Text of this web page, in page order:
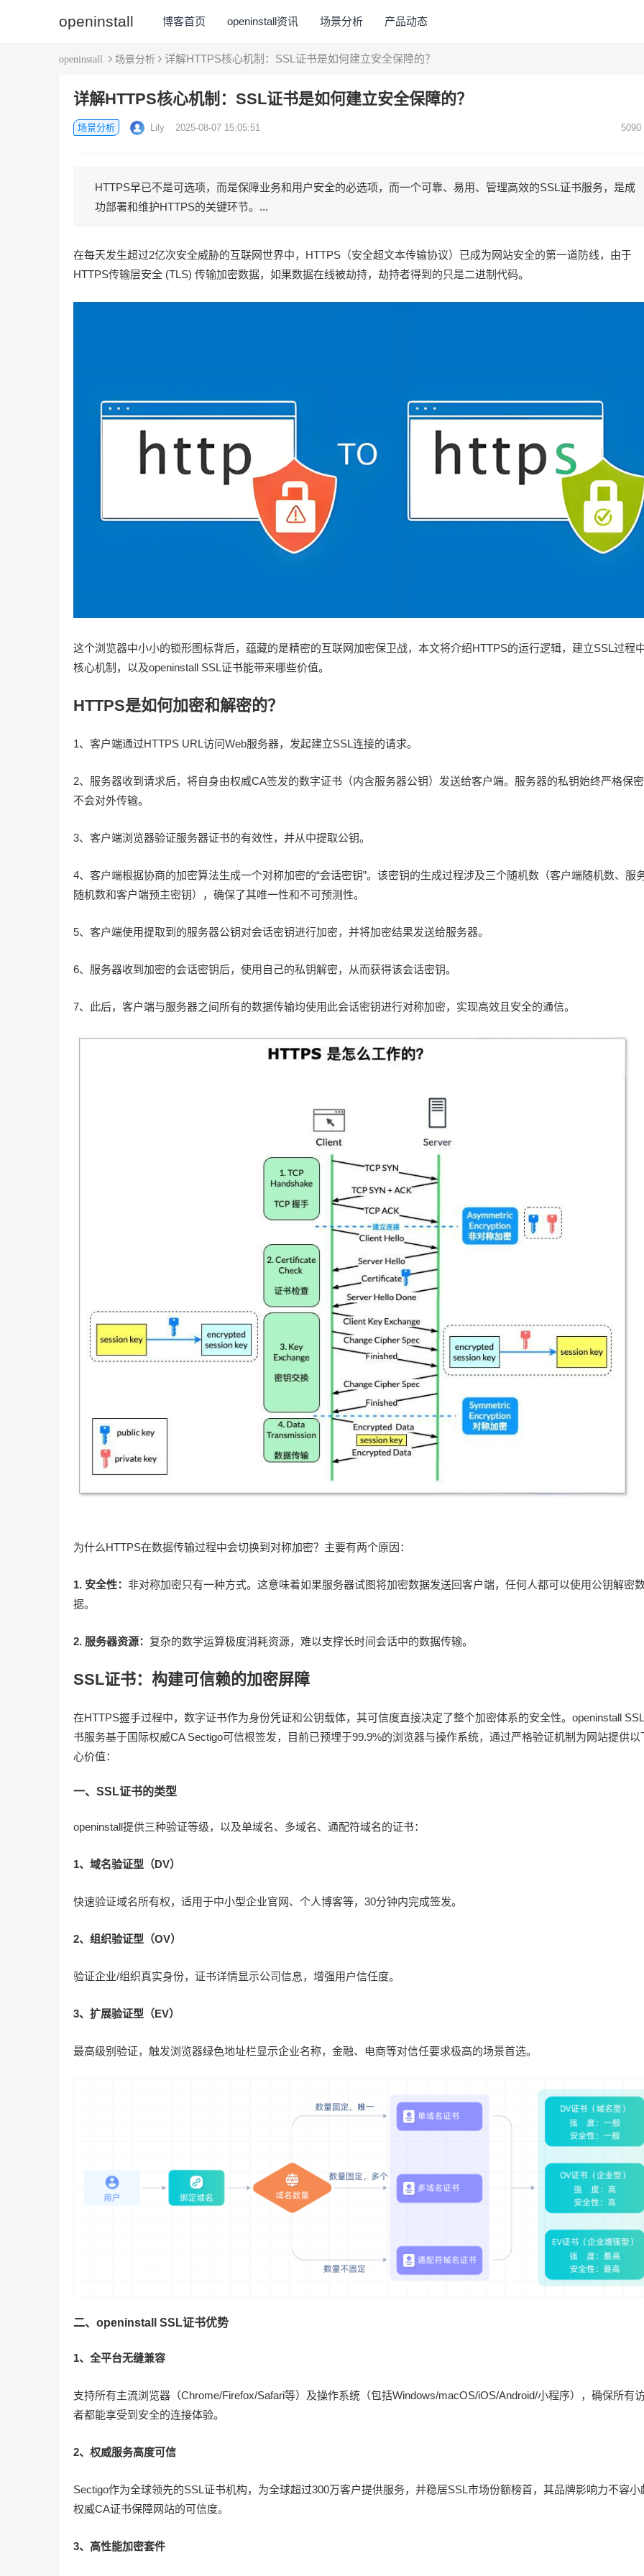
openinstall 博客首页 openinstall资讯 场景分析 产品动态
openinstall 场景分析 详解HTTPS核心机制：SSL证书是如何建立安全保障的？
详解HTTPS核心机制：SSL证书是如何建立安全保障的？
场景分析 Lily 2025-08-07 15:05:51 5090
HTTPS早已不是可选项，而是保障业务和用户安全的必选项，而一个可靠、易用、管理高效的SSL证书服务，是成
功部署和维护HTTPS的关键环节。...
在每天发生超过2亿次安全威胁的互联网世界中，HTTPS（安全超文本传输协议）已成为网站安全的第一道防线，由于
HTTPS传输层安全 (TLS) 传输加密数据，如果数据在线被劫持，劫持者得到的只是二进制代码。
这个浏览器中小小的锁形图标背后，蕴藏的是精密的互联网加密保卫战，本文将介绍HTTPS的运行逻辑，建立SSL过程
核心机制，以及openinstall SSL证书能带来哪些价值。
HTTPS是如何加密和解密的？
1、客户端通过HTTPS URL访问Web服务器，发起建立SSL连接的请求。
2、服务器收到请求后，将自身由权威CA签发的数字证书（内含服务器公钥）发送给客户端。服务器的私钥始终严格保
不会对外传输。
3、客户端浏览器验证服务器证书的有效性，并从中提取公钥。
4、客户端根据协商的加密算法生成一个对称加密的“会话密钥”。该密钥的生成过程涉及三个随机数（客户端随机数、服
随机数和客户端预主密钥），确保了其唯一性和不可预测性。
5、客户端使用提取到的服务器公钥对会话密钥进行加密，并将加密结果发送给服务器。
6、服务器收到加密的会话密钥后，使用自己的私钥解密，从而获得该会话密钥。
7、此后，客户端与服务器之间所有的数据传输均使用此会话密钥进行对称加密，实现高效且安全的通信。
为什么HTTPS在数据传输过程中会切换到对称加密？主要有两个原因：
1. 安全性： 非对称加密只有一种方式。这意味着如果服务器试图将加密数据发送回客户端，任何人都可以使用公钥解密
据。
2. 服务器资源： 复杂的数学运算极度消耗资源，难以支撑长时间会话中的数据传输。
SSL证书：构建可信赖的加密屏障
在HTTPS握手过程中，数字证书作为身份凭证和公钥载体，其可信度直接决定了整个加密体系的安全性。openinstall
书服务基于国际权威CA Sectigo可信根签发，目前已预埋于99.9%的浏览器与操作系统，通过严格验证机制为网站提供以
心价值：
一、SSL证书的类型
openinstall提供三种验证等级，以及单域名、多域名、通配符域名的证书：
1、域名验证型（DV）
快速验证域名所有权，适用于中小型企业官网、个人博客等，30分钟内完成签发。
2、组织验证型（OV）
验证企业/组织真实身份，证书详情显示公司信息，增强用户信任度。
3、扩展验证型（EV）
最高级别验证，触发浏览器绿色地址栏显示企业名称，金融、电商等对信任要求极高的场景首选。
二、openinstall SSL证书优势
1、全平台无缝兼容
支持所有主流浏览器（Chrome/Firefox/Safari等）及操作系统（包括Windows/macOS/iOS/Android/小程序），确保所有
者都能享受到安全的连接体验。
2、权威服务高度可信
Sectigo作为全球领先的SSL证书机构，为全球超过300万客户提供服务，并稳居SSL市场份额榜首，其品牌影响力不容小
权威CA证书保障网站的可信度。
3、高性能加密套件